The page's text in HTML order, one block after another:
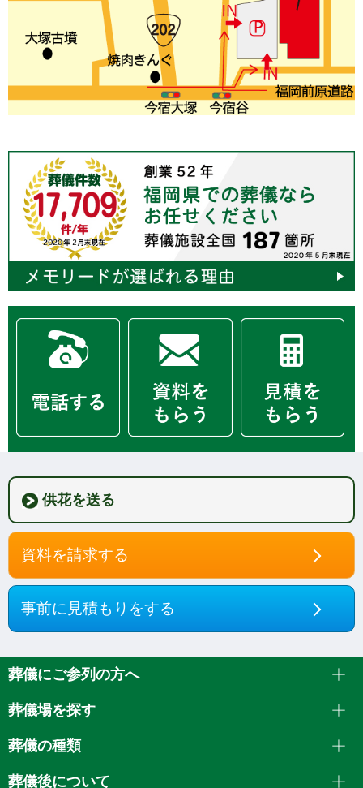
供花を送る
資料を請求する
事前に見積もりをする
葬儀にご参列の方へ
葬儀場を探す
葬儀の種類
葬儀後について